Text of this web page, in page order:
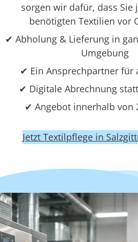
sorgen wir dafür, dass Sie
benötigten Textilien vor
✔ Abholung & Lieferung in
Umgebung
✔ Ein Ansprechpartner für
✔ Digitale Abrechnung
✔ Angebot innerhalb von
Jetzt Textilpflege in